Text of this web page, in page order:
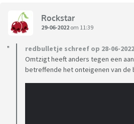
Rockstar
29-06-2022 om 11:39
redbulletje schreef op 28-06-
Omtzigt heeft anders tegen een
betreffende het onteigenen van de